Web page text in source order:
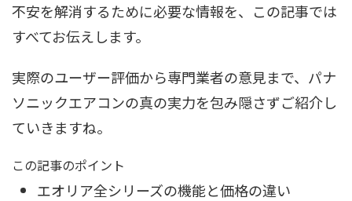
不安を解消するために必要な情報を、この記事では
すべてお伝えします。
実際のユーザー評価から専門業者の意見まで、パナ
ソニックエアコンの真の実力を包み隠さずご紹介し
ていきますね。
この記事のポイント
エオリア全シリーズの機能と価格の違い